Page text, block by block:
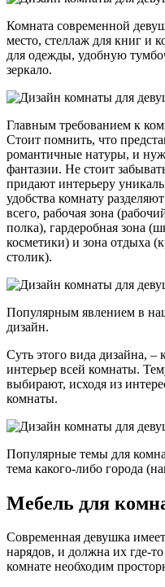
Комната современной
место, стеллаж для книг и
для одежды, удобную
зеркало.
Главным требованием к
Стоит помнить, что
романтичные натуры, и
фантазии. Не стоит
придают интерьеру
удобства комнату
всего, рабочая зона
полка), гардеробная зона
косметики) и зона отдыха
столик).
Популярным явлением в
дизайн.
Суть этого вида дизайна, –
интерьер всей комнаты.
выбирают, исходя из
комнаты.
Популярные темы для
тема какого-либо города
Мебель для
Современная девушка
нарядов, и должна их где-
комнате необходим